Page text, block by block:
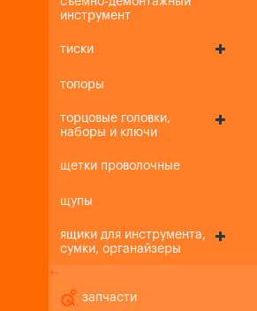
инструмент
тиски
топоры
торцовые головки,
наборы и ключи
щетки проволочные
щупы
ящики для инструмента,
сумки, органайзеры
+-
запчасти